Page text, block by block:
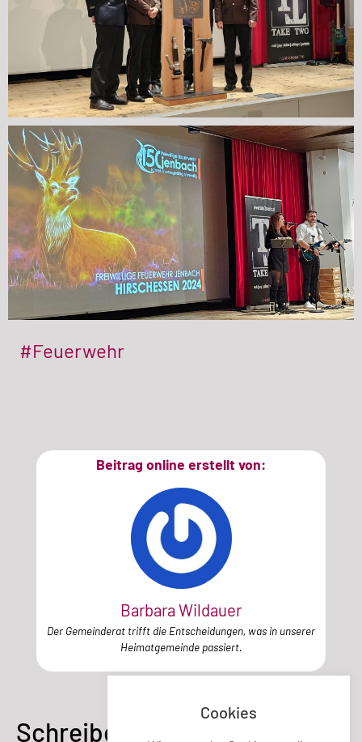
#Feuerwehr
Schreibe einen Kommentar
Beitrag online erstellt von:
Barbara Wildauer
Der Gemeinderat trifft die Entscheidungen, was in unserer
Heimatgemeinde passiert.
Cookies